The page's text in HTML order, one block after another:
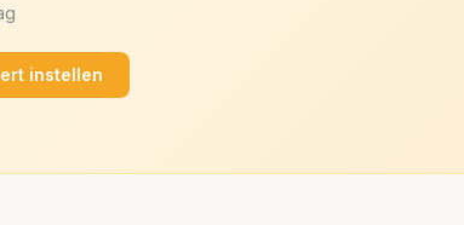
instellen